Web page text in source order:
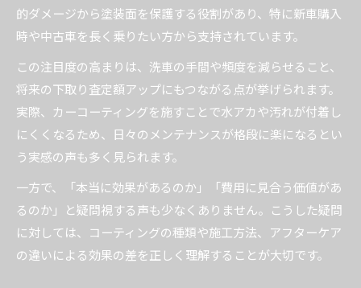
真相
カーコーティングが必要なケースとそうでない
場合
コーティングをしない場合の違いとは何か
カーコーティングしないと愛車にどんな変化が
起こるか
車コーティングをしないとどうなるか具体例で
解説
コーティングをしない方がいいと言われる理由
を探る
カーコーティング未施工のデメリットや不安点
的ダメージから塗装面を保護する役割があり、特に新車購入
時や中古車を長く乗りたい方から支持されています。
この注目度の高まりは、洗車の手間や頻度を減らせること、
将来の下取り査定額アップにもつながる点が挙げられます。
実際、カーコーティングを施すことで水アカや汚れが付着し
にくくなるため、日々のメンテナンスが格段に楽になるとい
う実感の声も多く見られます。
一方で、「本当に効果があるのか」「費用に見合う価値があ
るのか」と疑問視する声も少なくありません。こうした疑問
に対しては、コーティングの種類や施工方法、アフターケア
の違いによる効果の差を正しく理解することが大切です。